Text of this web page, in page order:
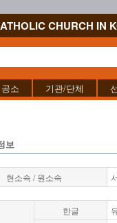
CHURCH IN
공소 기관/단체
보
현소속 / 원소속
한글